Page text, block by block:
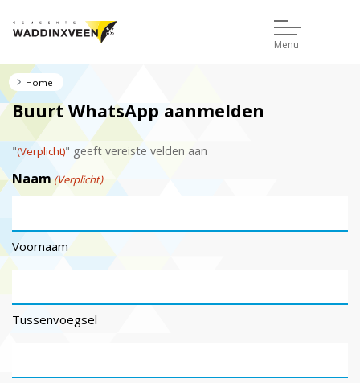
Menu
Home
Buurt WhatsApp aanmelden
"(Verplicht)" geeft vereiste velden aan
Naam(Verplicht)
Voornaam
Tussenvoegsel